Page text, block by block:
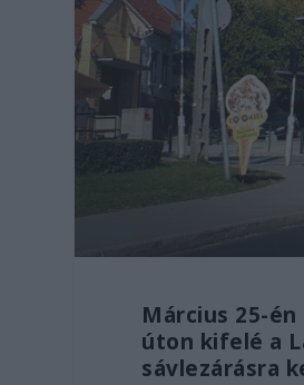
Március 25-
úton kifelé a
sávlezárásra